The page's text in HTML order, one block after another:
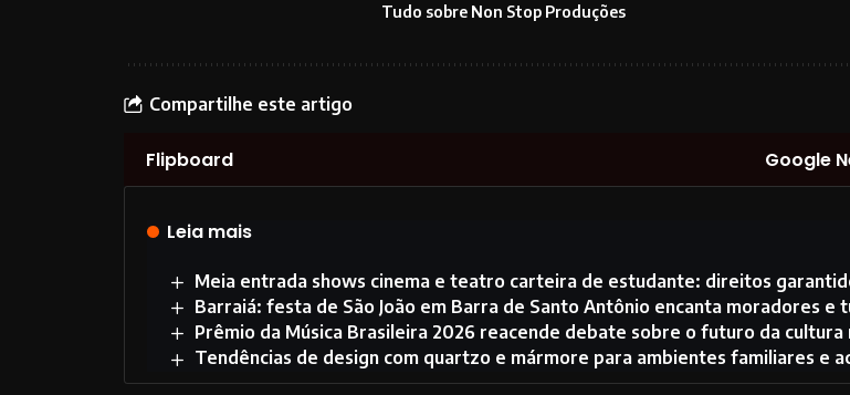
Tudo sobre Non Stop Produções
Compartilhe este artigo
Flipboard Google
Leia mais
Meia entrada shows cinema e teatro carteira de estudante: direitos
Barraiá: festa de São João em Barra de Santo Antônio encanta moradores e
Prêmio da Música Brasileira 2026 reacende debate sobre o futuro da cultura
Tendências de design com quartzo e mármore para ambientes familiares e